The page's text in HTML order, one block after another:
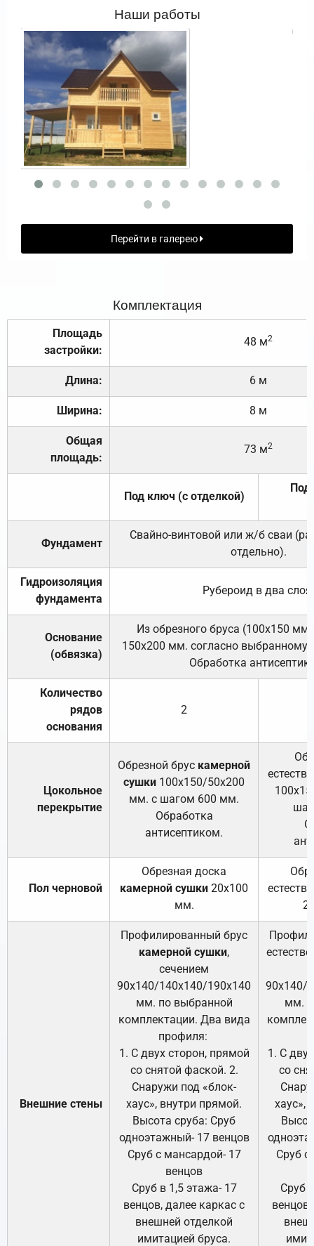
Наши работы
Перейти в галерею
Комплектация
Площадь
застройки:
48 м2
Длина: 6 м
Ширина: 8 м
Общая
площадь:
73 м2
Под ключ (с отделкой)
Под
Фундамент
Свайно-винтовой или ж/б сваи
отдельно).
Гидроизоляция
фундамента
Рубероид в два слоя.
Основание
(обвязка)
Из обрезного бруса (100х150
150х200 мм. согласно выбранному
Обработка
Количество
рядов
основания
2
Цокольное
перекрытие
Обрезной брус камерной
сушки 100х150/50х200
мм. с шагом 600 мм.
Обработка
антисептиком.
Пол черновой
Обрезная доска
камерной сушки 20х100
мм.
Внешние стены
Профилированный брус
камерной сушки,
сечением
90х140/140х140/190х140
мм. по выбранной
комплектации. Два вида
профиля:
1. С двух сторон, прямой
со снятой фаской. 2.
Снаружи под «блок-
хаус», внутри прямой.
Высота сруба: Сруб
одноэтажный- 17 венцов
Сруб с мансардой- 17
венцов
Сруб в 1,5 этажа- 17
венцов, далее каркас с
внешней отделкой
имитацией бруса.
90х140/
мм.
1. С
со
хаус»,
Сруб с
Сруб